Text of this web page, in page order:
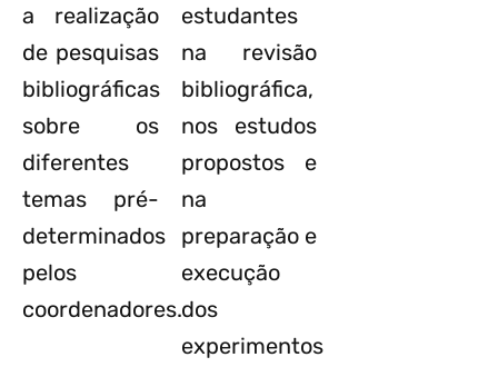
a realização
de pesquisas
bibliográficas
sobre os
diferentes
temas pré-
determinados
pelos
coordenadores.
estudantes
na revisão
bibliográfica,
nos estudos
propostos e
na
preparação e
execução
dos
experimentos